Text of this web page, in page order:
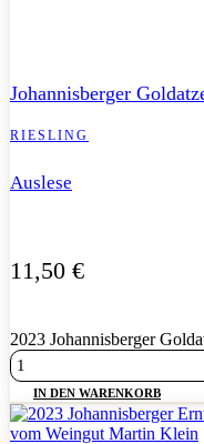
Johannisberger
RIESLING
Auslese
11,50 €
2023 Johannisberger
IN DEN WARENKORB